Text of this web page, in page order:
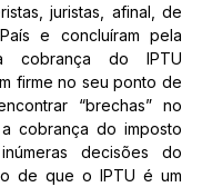
juristas, afinal, de
e concluíram pela
cobrança do IPTU
firme no seu ponto de
“brechas” no
cobrança do imposto
decisões do
de que o IPTU é um